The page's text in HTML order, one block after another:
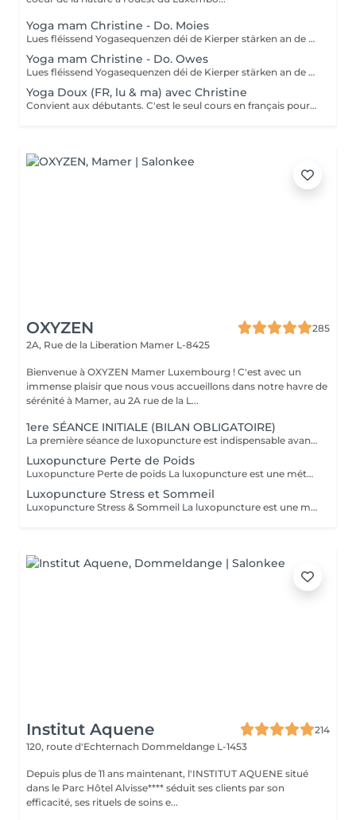
Yoga mam Christine - Do. Moies
Lues fléissend Yogasequenzen déi de Kierper stärken an de Geescht entspanen. Fir Leit mat Yogaerfahrung an Ufänger.
Yoga mam Christine - Do. Owes
Lues fléissend Yogasequenzen déi de Kierper stärken an de Geescht entspanen. Fir Leit mat Yogaerfahrung an Ufänger.
Yoga Doux (FR, lu & ma) avec Christine
Convient aux débutants. C'est le seul cours en français pour le moment. Ce cours est composé d'exercices de mobilisation et de respiration, de postures de yoga simples et douces pour les articulations, les mouvements sont effectués lentement. Nous utilisons des briques, des coussins ou des chaises pour rendre certaines postures plus accessibles.
OXYZEN
285
2A, Rue de la Liberation Mamer L-8425
Bienvenue à OXYZEN Mamer Luxembourg ! C'est avec un
immense plaisir que nous vous accueillons dans notre havre de
sérénité à Mamer, au 2A rue de la L...
1ere SÉANCE INITIALE (BILAN OBLIGATOIRE)
La première séance de luxopuncture est indispensable avant de débuter tout programme. D'une durée d'environ 1 heure, elle se déroule en deux temps : 30 minutes d'échange approfondi (anamnèse) pour comprendre vos besoins, vos habitudes et définir vos objectifs 30 minutes de séance de luxopuncture, adaptée en fonction de cet échange Cette étape permet de personnaliser votre accompagnement et d'optimiser les résultats. Chaque protocole est ainsi ajusté à votre profil (poids, stress, sommeil, compulsions). Séance essentielle pour un suivi efficace et durable Permet un accompagnement sur mesure Un premier pas vers votre équilibre et votre bien-être durable.
Luxopuncture Perte de Poids
Luxopuncture Perte de poids La luxopuncture est une méthode douce et non invasive qui aide à réguler l'appétit, réduire les fringales et rééquilibrer le métabolisme. Idéale pour accompagner une perte de poids progressive, elle agit également sur le stress et les compulsions alimentaires. Chaque séance est adaptée à vos besoins afin de vous accompagner en douceur vers un meilleur équilibre et des résultats durables. Un accompagnement naturel pour retrouver légèreté, équilibre et bien-être au quotidien.
Luxopuncture Stress et Sommeil
Luxopuncture Stress & Sommeil La luxopuncture est une méthode douce et non invasive qui aide à apaiser le système nerveux, réduire le stress et améliorer la qualité du sommeil. Elle se pratique à l'aide d'un stylo à infrarouge qui stimule des points réflexes du corps, sans aiguille et en toute douceur. Chaque séance est adaptée à vos besoins afin de favoriser un relâchement profond et un apaisement durable. Un accompagnement naturel pour retrouver calme, sérénité et un sommeil réparateur.
Institut Aquene
214
120, route d'Echternach Dommeldange L-1453
Depuis plus de 11 ans maintenant, l'INSTITUT AQUENE situé
dans le Parc Hôtel Alvisse**** séduit ses clients par son
efficacité, ses rituels de soins e...